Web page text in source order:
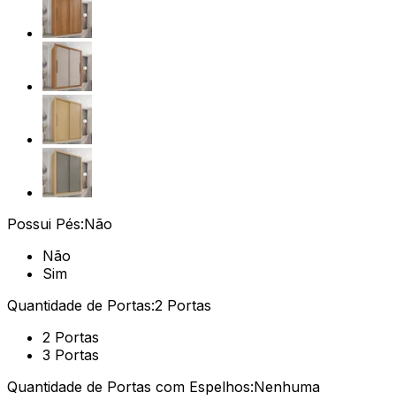
Possui Pés:Não
Não
Sim
Quantidade de Portas:2 Portas
2 Portas
3 Portas
Quantidade de Portas com Espelhos:Nenhuma